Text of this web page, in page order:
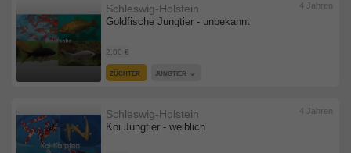
Goldfische Jungtier - unbekannt
Schleswig-Holstein
2,00 €
4 Jahren
ZÜCHTER JUNGTIER
Koi Jungtier - weiblich
Schleswig-Holstein 4 Jahren